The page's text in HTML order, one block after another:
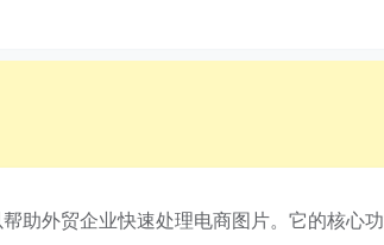
助外贸企业快速处理电商图片。它的核心